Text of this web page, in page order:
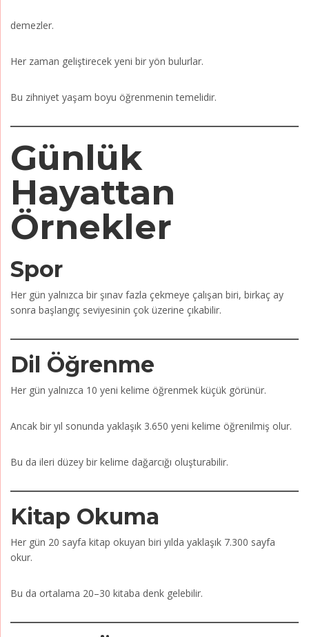
demezler.
Her zaman geliştirecek yeni bir yön bulurlar.
Bu zihniyet yaşam boyu öğrenmenin temelidir.
Günlük
Hayattan
Örnekler
Spor
Her gün yalnızca bir şınav fazla çekmeye çalışan biri, birkaç ay
sonra başlangıç seviyesinin çok üzerine çıkabilir.
Dil Öğrenme
Her gün yalnızca 10 yeni kelime öğrenmek küçük görünür.
Ancak bir yıl sonunda yaklaşık 3.650 yeni kelime öğrenilmiş olur.
Bu da ileri düzey bir kelime dağarcığı oluşturabilir.
Kitap Okuma
Her gün 20 sayfa kitap okuyan biri yılda yaklaşık 7.300 sayfa
okur.
Bu da ortalama 20–30 kitaba denk gelebilir.